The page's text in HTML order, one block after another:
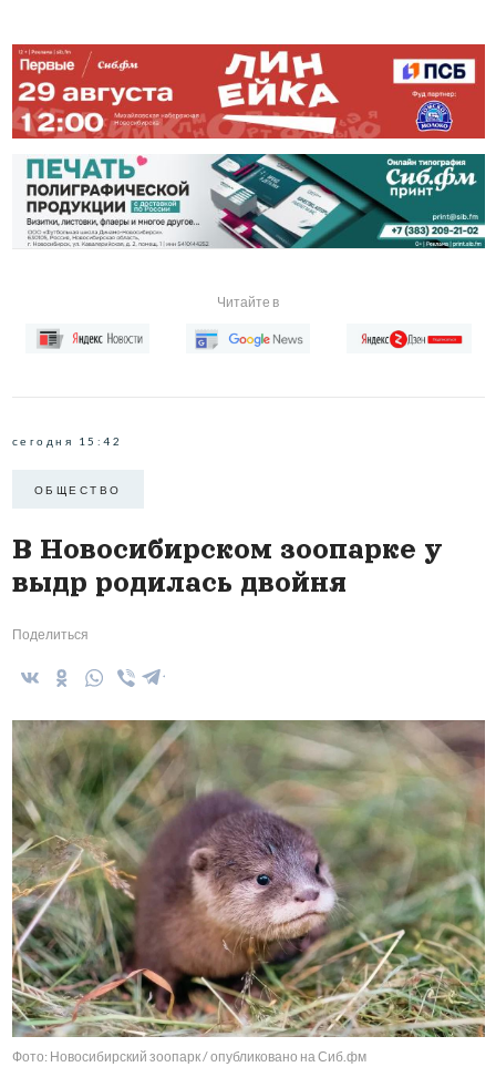
Читайте в
сегодня 15:42
ОБЩЕСТВО
В Новосибирском зоопарке у
выдр родилась двойня
Поделиться
Фото: Новосибирский зоопарк / опубликовано на Сиб.фм